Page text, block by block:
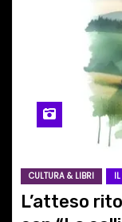
CULTURA & LIBRI
L’atteso